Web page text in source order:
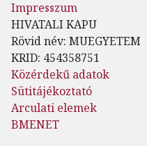
Impresszum
HIVATALI KAPU
Rövid név: MUEGYETEM
KRID: 454358751
Közérdekű adatok
Sütitájékoztató
Arculati elemek
BMENET